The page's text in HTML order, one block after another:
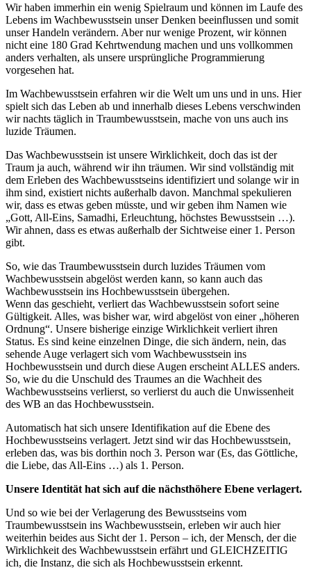
Wir haben immerhin ein wenig Spielraum und können im Laufe des
Lebens im Wachbewusstsein unser Denken beeinflussen und somit
unser Handeln verändern. Aber nur wenige Prozent, wir können
nicht eine 180 Grad Kehrtwendung machen und uns vollkommen
anders verhalten, als unsere ursprüngliche Programmierung
vorgesehen hat.
Im Wachbewusstsein erfahren wir die Welt um uns und in uns. Hier
spielt sich das Leben ab und innerhalb dieses Lebens verschwinden
wir nachts täglich in Traumbewusstsein, mache von uns auch ins
luzide Träumen.
Das Wachbewusstsein ist unsere Wirklichkeit, doch das ist der
Traum ja auch, während wir ihn träumen. Wir sind vollständig mit
dem Erleben des Wachbewusstseins identifiziert und solange wir in
ihm sind, existiert nichts außerhalb davon. Manchmal spekulieren
wir, dass es etwas geben müsste, und wir geben ihm Namen wie
„Gott, All-Eins, Samadhi, Erleuchtung, höchstes Bewusstsein …).
Wir ahnen, dass es etwas außerhalb der Sichtweise einer 1. Person
gibt.
So, wie das Traumbewusstsein durch luzides Träumen vom
Wachbewusstsein abgelöst werden kann, so kann auch das
Wachbewusstsein ins Hochbewusstsein übergehen.
Wenn das geschieht, verliert das Wachbewusstsein sofort seine
Gültigkeit. Alles, was bisher war, wird abgelöst von einer „höheren
Ordnung“. Unsere bisherige einzige Wirklichkeit verliert ihren
Status. Es sind keine einzelnen Dinge, die sich ändern, nein, das
sehende Auge verlagert sich vom Wachbewusstsein ins
Hochbewusstsein und durch diese Augen erscheint ALLES anders.
So, wie du die Unschuld des Traumes an die Wachheit des
Wachbewusstseins verlierst, so verlierst du auch die Unwissenheit
des WB an das Hochbewusstsein.
Automatisch hat sich unsere Identifikation auf die Ebene des
Hochbewusstseins verlagert. Jetzt sind wir das Hochbewusstsein,
erleben das, was bis dorthin noch 3. Person war (Es, das Göttliche,
die Liebe, das All-Eins …) als 1. Person.
Unsere Identität hat sich auf die nächsthöhere Ebene verlagert.
Und so wie bei der Verlagerung des Bewusstseins vom
Traumbewusstsein ins Wachbewusstsein, erleben wir auch hier
weiterhin beides aus Sicht der 1. Person – ich, der Mensch, der die
Wirklichkeit des Wachbewusstsein erfährt und GLEICHZEITIG
ich, die Instanz, die sich als Hochbewusstsein erkennt.